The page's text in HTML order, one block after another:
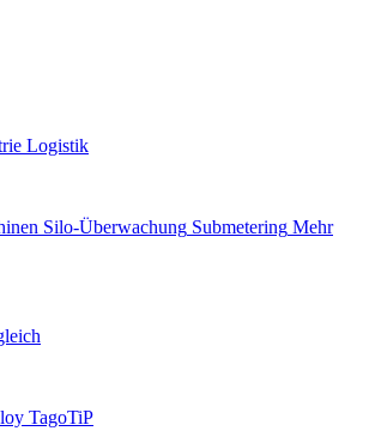
Logistik
Silo-Überwachung Submetering Mehr
TagoTiP